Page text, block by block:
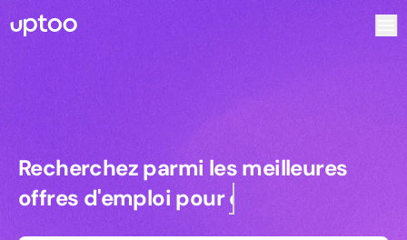
Recherchez parmi les meilleures
Recherchez parmi les meilleures
offres d'emploi pourcommerciaux